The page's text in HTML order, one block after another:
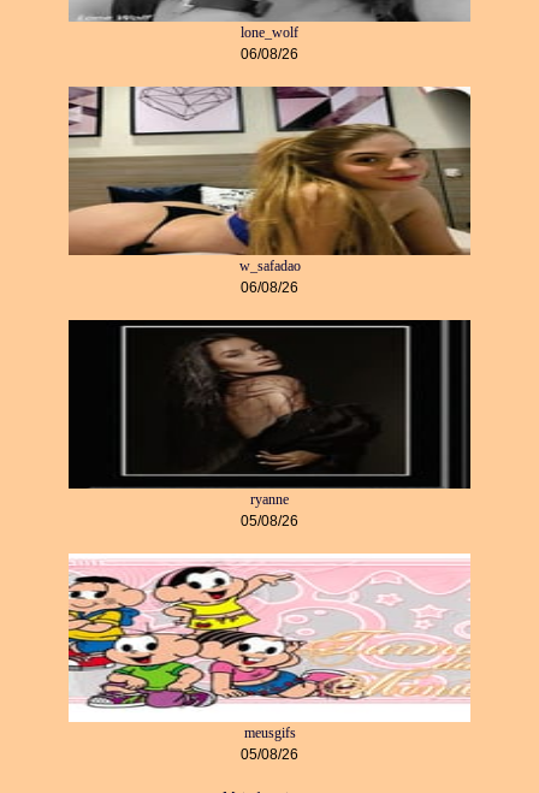
lone_wolf
06/08/26
w_safadao
06/08/26
ryanne
05/08/26
meusgifs
05/08/26